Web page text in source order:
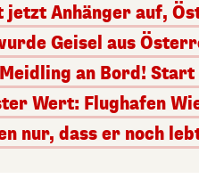
jetzt Anhänger auf,
Geisel aus
an Bord!
Wert: Flughafen
nur, dass er noch